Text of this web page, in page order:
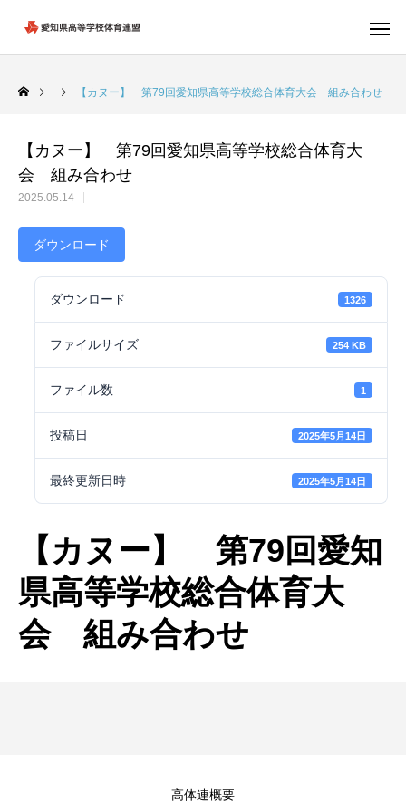
【カヌー】 第79回愛知県高等学校総合体育大会 組み合わせ
【カヌー】 第79回愛知県高等学校総合体育大
会 組み合わせ
2025.05.14
ダウンロード
ダウンロード 1326
ファイルサイズ 254 KB
ファイル数 1
投稿日 2025年5月14日
最終更新日時 2025年5月14日
【カヌー】 第79回愛知
県高等学校総合体育大
会 組み合わせ
高体連概要